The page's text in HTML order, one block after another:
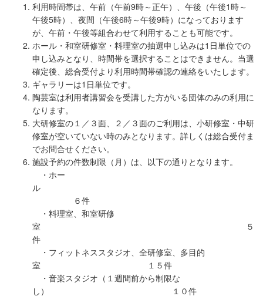
利用時間帯は、午前（午前9時～正午）、午後（午後1時～
午後5時）、夜間（午後6時～午後9時）になっております
が、午前・午後等組合わせて利用することも可能です。
ホール・和室研修室・料理室の抽選申し込みは1日単位での
申し込みとなり、時間帯を選択することはできません。当選
確定後、総合受付より利用時間帯確認の連絡をいたします。
ギャラリーは1日単位です。
陶芸室は利用者講習会を受講した方がいる団体のみの利用に
なります。
大研修室の１／３面、２／３面のご利用は、小研修室・中研
修室が空いていない時のみとなります。詳しくは総合受付ま
でお問合せください。
施設予約の件数制限（月）は、以下の通りとなります。
・ホー
ル
６件
・料理室、和室研修
室 ５
件
・フィットネススタジオ、全研修室、多目的
室 １５件
・音楽スタジオ（１週間前から制限な
し） １０件